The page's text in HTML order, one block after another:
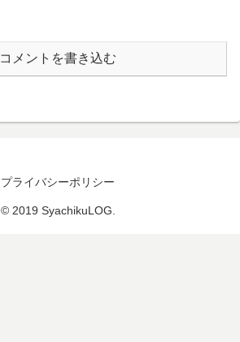
コメントを書き込む
プライバシーポリシー
© 2019 SyachikuLOG.